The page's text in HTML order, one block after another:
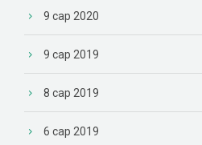
9 сар 2020
9 сар 2019
8 сар 2019
6 сар 2019